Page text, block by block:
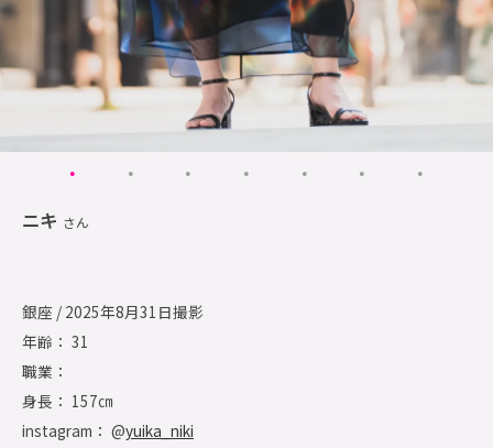
ニキ さん
銀座 / 2025年8月31日撮影
年齢： 31
職業：
身長： 157㎝
instagram： @yuika_niki